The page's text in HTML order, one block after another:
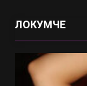
ЛОКУМЧЕ